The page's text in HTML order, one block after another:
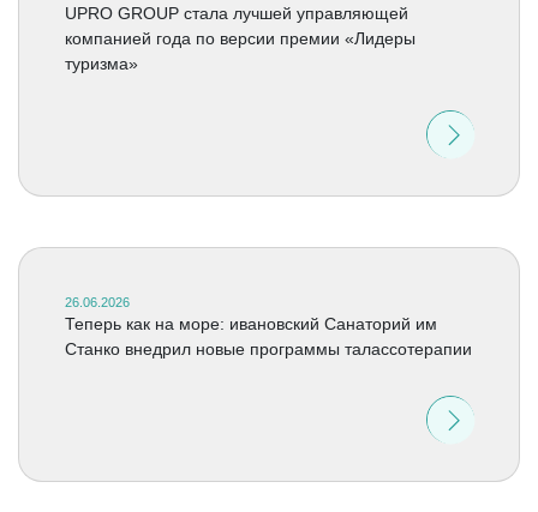
UPRO GROUP стала лучшей управляющей
компанией года по версии премии «Лидеры
туризма»
26.06.2026
Теперь как на море: ивановский Санаторий им
Станко внедрил новые программы талассотерапии